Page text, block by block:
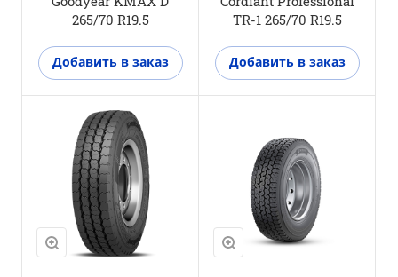
265/70 R19.5
Добавить в заказ
TR-1 265/70 R19.5
Добавить в заказ
Положение оси
Ведущая ось
M+S
Да
3PMSF
Да